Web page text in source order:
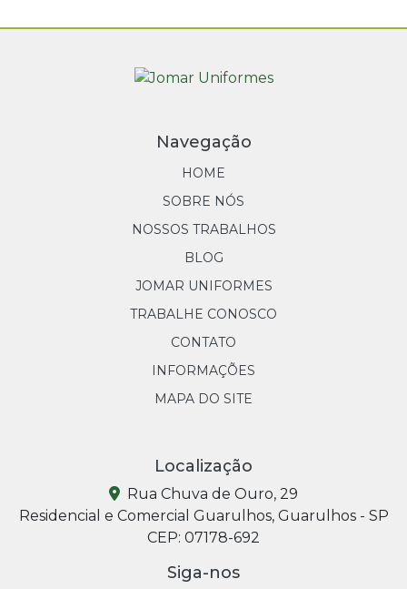
Navegação
HOME
SOBRE NÓS
NOSSOS TRABALHOS
BLOG
JOMAR UNIFORMES
TRABALHE CONOSCO
CONTATO
INFORMAÇÕES
MAPA DO SITE
Localização
Rua Chuva de Ouro, 29
Residencial e Comercial Guarulhos, Guarulhos - SP
CEP: 07178-692
Siga-nos